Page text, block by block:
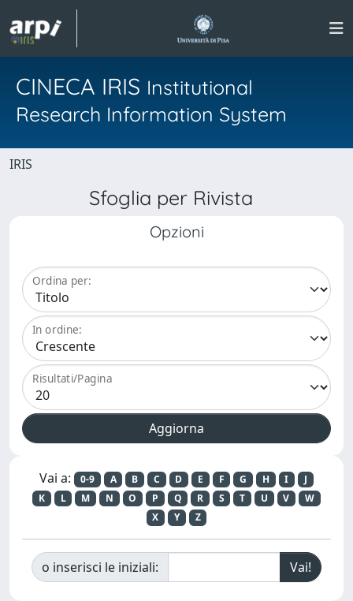
CINECA IRIS Institutional
Research Information System
IRIS
Sfoglia per Rivista
Opzioni
Ordina per:
In ordine:
Risultati/Pagina
Vai a: 0-9 A B C D E F G H I
J
K
L M N O P Q R S T U V
W
X
Y Z
o inserisci le iniziali: